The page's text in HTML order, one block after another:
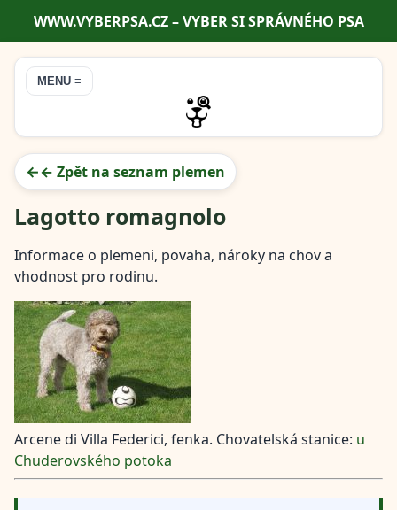
WWW.VYBERPSA.CZ – VYBER SI SPRÁVNÉHO PSA
MENU ≡
← Zpět na seznam plemen
Lagotto romagnolo
Informace o plemeni, povaha, nároky na chov a
vhodnost pro rodinu.
Arcene di Villa Federici, fenka. Chovatelská stanice: u
Chuderovského potoka